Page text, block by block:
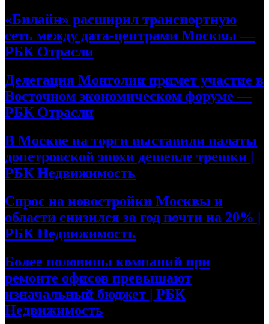
«Билайн» расширил транспортную
сеть между дата-центрами Москвы —
РБК Отрасли
Делегация Монголии примет участие в
Восточном экономическом форуме —
РБК Отрасли
В Москве на торги выставили палаты
допетровской эпохи дешевле трешки |
РБК Недвижимость
Спрос на новостройки Москвы и
области снизился за год почти на 20% |
РБК Недвижимость
Более половины компаний при
ремонте офисов превышают
изначальный бюджет | РБК
Недвижимость